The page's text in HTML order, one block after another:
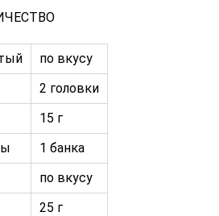
по вкусу
2 головки
15 г
1 банка
по вкусу
25 г